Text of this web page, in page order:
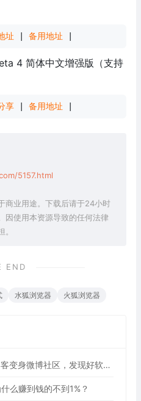
址 | 备用地址 |
4 简体中文增强版（支持
享 | 备用地址 |
5157.html
商业用途。下载后请于24小时
因使用本资源导致的任何法律
END
水狐浏览器 火狐浏览器
焕新归来！吾乐吧从传统博客变身微博社区，发现好软件，分享真快乐
么赚到钱的不到1%？